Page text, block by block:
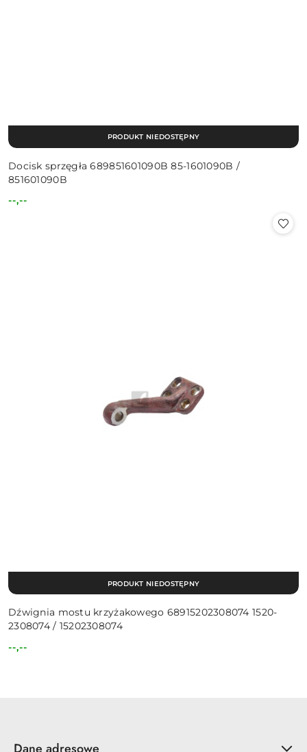
Docisk sprzęgła 689851601090B 85-1601090B /
851601090B
Cena:
--,--
PRODUKT NIEDOSTĘPNY
Dźwignia mostu krzyżakowego 68915202308074 1520-
2308074 / 15202308074
Cena:
--,--
PRODUKT NIEDOSTĘPNY
Dane adresowe